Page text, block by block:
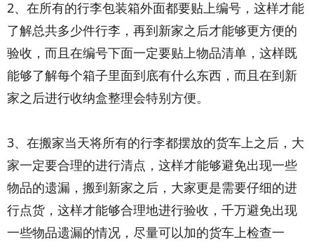
2、在所有的行李包装箱外面都要贴上编号，这样才能
了解总共多少件行李，再到新家之后才能够更方便的
验收，而且在编号下面一定要贴上物品清单，这样既
能够了解每个箱子里面到底有什么东西，而且在到新
家之后进行收纳盒整理会特别方便。
3、在搬家当天将所有的行李都摆放的货车上之后，大
家一定要合理的进行清点，这样才能够避免出现一些
物品的遗漏，搬到新家之后，大家更是需要仔细的进
行点货，这样才能够合理地进行验收，千万避免出现
一些物品遗漏的情况，尽量可以加的货车上检查一